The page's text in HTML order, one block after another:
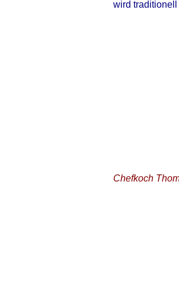
wird traditionell
Chefkoch